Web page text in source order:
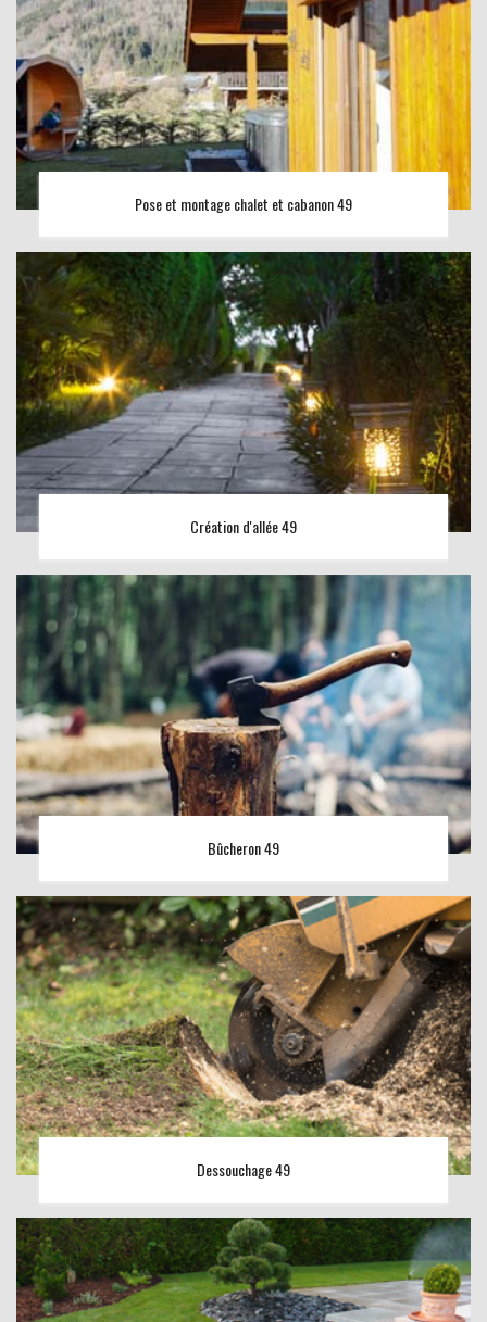
Pose et montage chalet et cabanon 49
Création d'allée 49
Bûcheron 49
Dessouchage 49